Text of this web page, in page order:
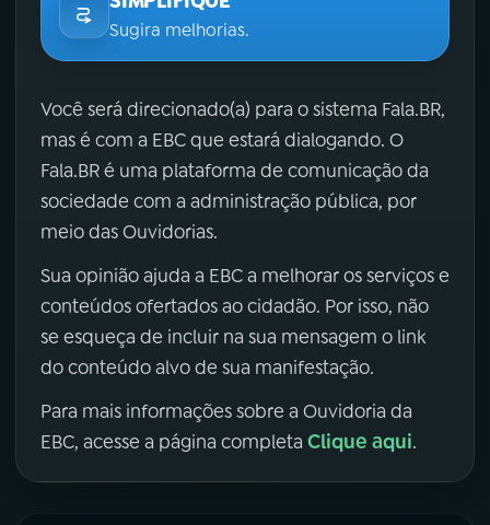
Sugira melhorias.
Você será direcionado(a) para o sistema Fala.BR,
mas é com a EBC que estará dialogando. O
Fala.BR é uma plataforma de comunicação da
sociedade com a administração pública, por
meio das Ouvidorias.
Sua opinião ajuda a EBC a melhorar os serviços e
conteúdos ofertados ao cidadão. Por isso, não
se esqueça de incluir na sua mensagem o link
do conteúdo alvo de sua manifestação.
Para mais informações sobre a Ouvidoria da
EBC, acesse a página completa Clique aqui.